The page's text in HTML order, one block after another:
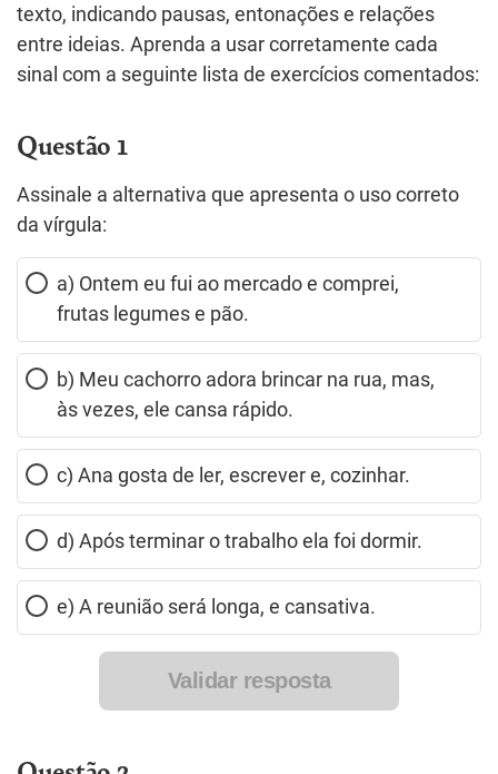
texto, indicando pausas, entonações e relações
entre ideias. Aprenda a usar corretamente cada
sinal com a seguinte lista de exercícios comentados:
Questão 1
Assinale a alternativa que apresenta o uso correto
da vírgula:
a) Ontem eu fui ao mercado e comprei,
frutas legumes e pão.
b) Meu cachorro adora brincar na rua, mas,
às vezes, ele cansa rápido.
c) Ana gosta de ler, escrever e, cozinhar.
d) Após terminar o trabalho ela foi dormir.
e) A reunião será longa, e cansativa.
Validar resposta